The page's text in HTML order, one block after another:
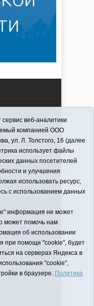
обязательна
при финансовой
области
№ ФС 77-66066
службой по
(627570,
Викулово, ул.
почты:
2-42-32; 2-41-
веб-аналитики
компанией ООО
ул. Л. Толстого, 16 (далее
использует файлы
данных посетителей
и улучшения
использовать ресурс,
с использованием данных
информация не может
может помочь нам
об использовании
при помощи "cookie", будет
на серверах Яндекса в
"cookie",
в браузере. Политика